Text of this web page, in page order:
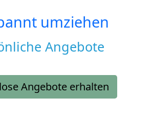
umziehen
Angebote
Angebote erhalten